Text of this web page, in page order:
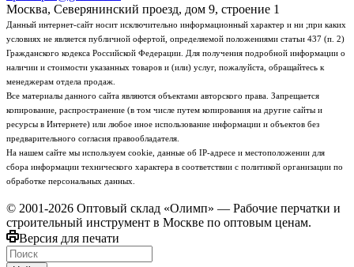
Москва, Северянинский проезд, дом 9, строение 1
Данный интернет-сайт носит исключительно информационный характер и ни ;при каких
условиях не является публичной офертой, определяемой положениями статьи 437 (п. 2)
Гражданского кодекса Российской Федерации. Для получения подробной информации о
наличии и стоимости указанных товаров и (или) услуг, пожалуйста, обращайтесь к
менеджерам отдела продаж.
Все материалы данного сайта являются объектами авторского права. Запрещается
копирование, распространение (в том числе путем копирования на другие сайты и
ресурсы в Интернете) или любое иное использование информации и объектов без
предварительного согласия правообладателя.
На нашем сайте мы используем cookie, данные об IP-адресе и местоположении для
сбора информации технического характера в соответствии с политикой организации по
обработке персональных данных.
© 2001-2026 Оптовый склад «Олимп» — Рабочие перчатки и
строительный инструмент в Москве по оптовым ценам.
Версия для печати